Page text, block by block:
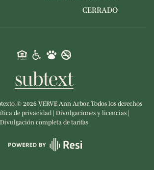
CERRADO
© 2026VERVE Ann Arbor. Todos los derechos
de privacidad| Divulgaciones y licencias|
Divulgación completa de tarifas